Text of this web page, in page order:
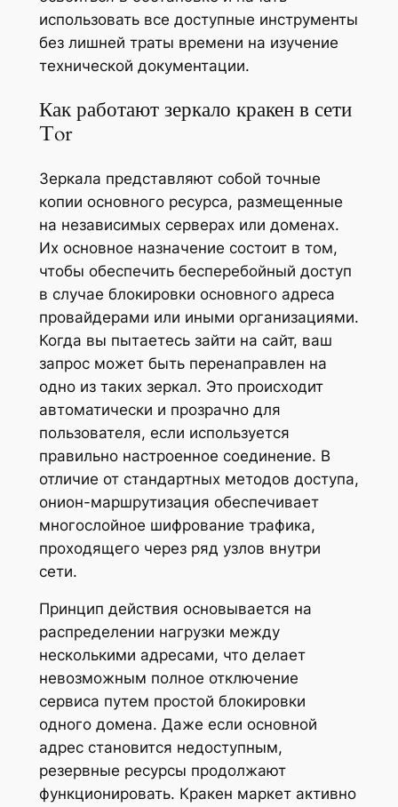
использовать все доступные инструменты
без лишней траты времени на изучение
технической документации.
Как работают зеркало кракен в сети
Tor
Зеркала представляют собой точные
копии основного ресурса, размещенные
на независимых серверах или доменах.
Их основное назначение состоит в том,
чтобы обеспечить бесперебойный доступ
в случае блокировки основного адреса
провайдерами или иными организациями.
Когда вы пытаетесь зайти на сайт, ваш
запрос может быть перенаправлен на
одно из таких зеркал. Это происходит
автоматически и прозрачно для
пользователя, если используется
правильно настроенное соединение. В
отличие от стандартных методов доступа,
онион-маршрутизация обеспечивает
многослойное шифрование трафика,
проходящего через ряд узлов внутри
сети.
Принцип действия основывается на
распределении нагрузки между
несколькими адресами, что делает
невозможным полное отключение
сервиса путем простой блокировки
одного домена. Даже если основной
адрес становится недоступным,
резервные ресурсы продолжают
функционировать. Кракен маркет активно